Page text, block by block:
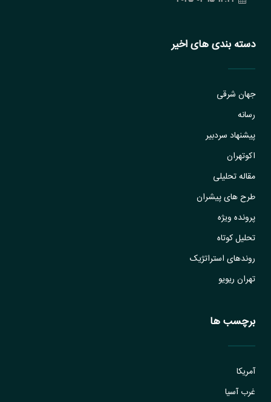
دسته بندی های اخیر
جهان شرقی
رسانه
پیشنهاد سردبیر
اکوتهران
مقاله تحلیلی
طرح های پیشران
پرونده ویژه
تحلیل کوتاه
روندهای استراتژیک
تهران ریویو
برچسب ها
آمریکا
غرب آسیا